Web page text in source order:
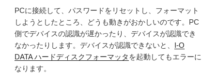
PCに接続して、パスワードをリセットし、フォーマット
しようとしたところ、どうも動きがおかしいのです。PC
側でデバイスの認識が遅かったり、デバイスが認識でき
なかったりします。デバイスが認識できないと、 I-O
DATA ハードディスクフォーマッタ を起動してもエラーに
なります。